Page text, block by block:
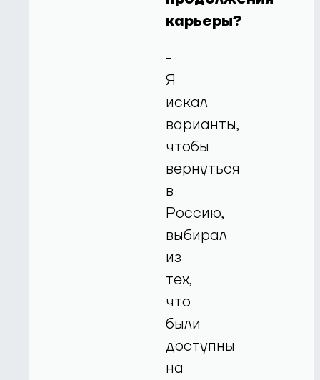
карьеры?
-
Я
искал
варианты,
чтобы
вернуться
в
Россию,
выбирал
из
тех,
что
были
доступны
на